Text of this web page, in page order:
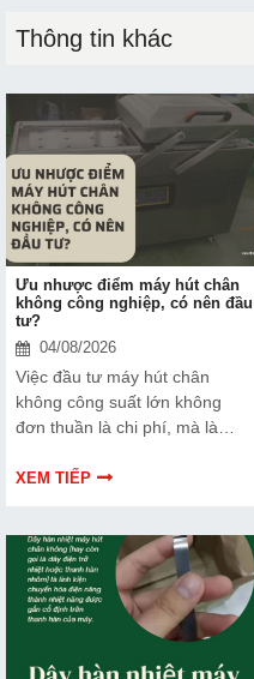
Thông tin khác
Ưu nhược điểm máy hút chân
không công nghiệp, có nên đầu
tư?
04/08/2026
Việc đầu tư máy hút chân
không công suất lớn không
đơn thuần là chi phí, mà là
sản phẩm và nâng cao vị thế
điểm của thiết bị này để có
thêm thông tin và giúp bạn đưa
ra lựa chọn phù hợp, hiệu quả
hơn nhé!
XEM TIẾP